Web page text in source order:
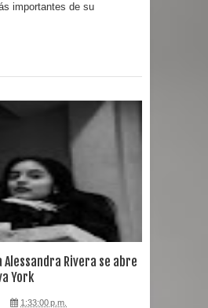
importantes de su
Rivera se abre
York
1:33:00 p.m.